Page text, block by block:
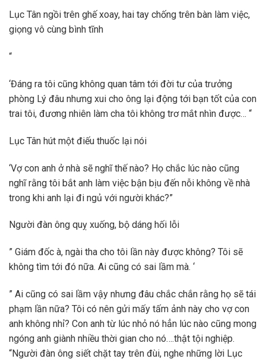
Lục Tân ngồi trên ghế xoay, hai tay chống trên bàn làm việc,
giọng vô cùng bình tĩnh
“
‘Đáng ra tôi cũng không quan tâm tới đời tư của trưởng
phòng Lý đâu nhưng xui cho ông lại động tới bạn tốt của con
trai tôi, đương nhiên làm cha tôi không trơ mắt nhìn được… “
Lục Tân hút một điếu thuốc lại nói
‘Vợ con anh ở nhà sẽ nghĩ thế nào? Họ chắc lúc nào cũng
nghĩ rằng tôi bắt anh làm việc bận bịu đến nỗi không về nhà
trong khi anh lại đi ngủ với người khác?”
Người đàn ông quỵ xuống, bộ dáng hối lỗi
” Giám đốc à, ngài tha cho tôi lần này được không? Tôi sẽ
không tìm tới đó nữa. Ai cũng có sai lầm mà. ‘
” Ai cũng có sai lầm vậy nhưng đâu chắc chắn rằng họ sẽ tái
phạm lần nữa? Tôi có nên gửi mấy tấm ảnh này cho vợ con
anh không nhỉ? Con anh từ lúc nhỏ nó hẳn lúc nào cũng mong
ngóng anh giành nhiều thời gian cho nó….thật tội nghiệp.
“Người đàn ông siết chặt tay trên đùi, nghe những lời Lục